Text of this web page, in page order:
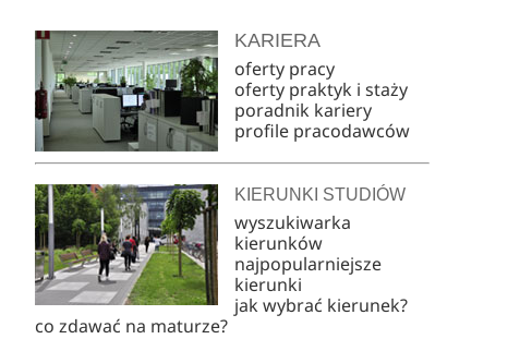
KARIERA
oferty pracy
oferty praktyk i staży
poradnik kariery
profile pracodawców
KIERUNKI STUDIÓW
wyszukiwarka
kierunków
najpopularniejsze
kierunki
jak wybrać kierunek?
co zdawać na maturze?